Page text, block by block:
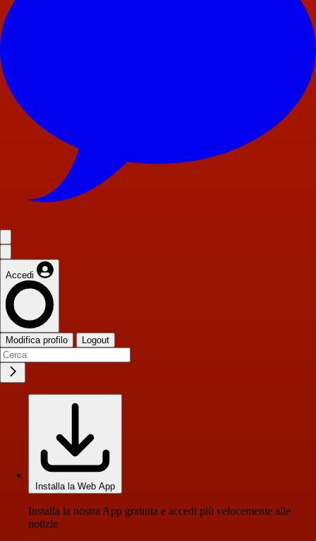
Accedi
Modifica profilo Logout
Installa la Web App
Installa la nostra App gratuita e accedi più velocemente alle
notizie